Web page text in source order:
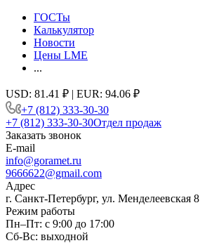
ГОСТы
Калькулятор
Новости
Цены LME
...
USD: 81.41 ₽ | EUR: 94.06 ₽
+7 (812) 333-30-30
+7 (812) 333-30-30Отдел продаж
Заказать звонок
E-mail
info@goramet.ru
9666622@gmail.com
Адрес
г. Санкт-Петербург, ул. Менделеевская 8
Режим работы
Пн–Пт: с 9:00 до 17:00
Сб-Вс: выходной